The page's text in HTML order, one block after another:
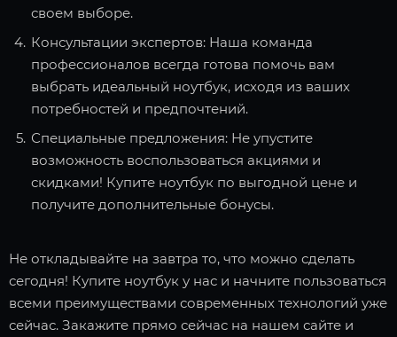
своем выборе.
Консультации экспертов: Наша команда
профессионалов всегда готова помочь вам
выбрать идеальный ноутбук, исходя из ваших
потребностей и предпочтений.
Специальные предложения: Не упустите
возможность воспользоваться акциями и
скидками! Купите ноутбук по выгодной цене и
получите дополнительные бонусы.
Не откладывайте на завтра то, что можно сделать
сегодня! Купите ноутбук у нас и начните пользоваться
всеми преимуществами современных технологий уже
сейчас. Закажите прямо сейчас на нашем сайте и